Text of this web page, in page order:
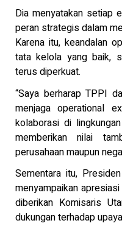
Dia menyatakan setiap
peran strategis dalam
Karena itu, keandalan
tata kelola yang baik,
terus diperkuat.
“Saya berharap TPPI
menjaga operational
kolaborasi di
memberikan nilai
perusahaan maupun
Sementara itu,
menyampaikan
diberikan Komisaris
dukungan terhadap